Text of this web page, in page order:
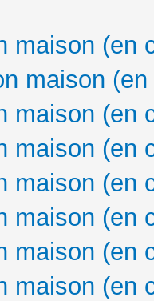
maison (en
maison
maison (en
maison (en
maison (en
maison (en
maison (en
maison (en